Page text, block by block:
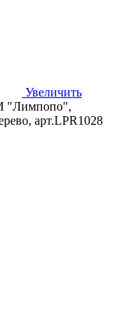
Увеличить
"Лимпопо",
арт.LPR1028